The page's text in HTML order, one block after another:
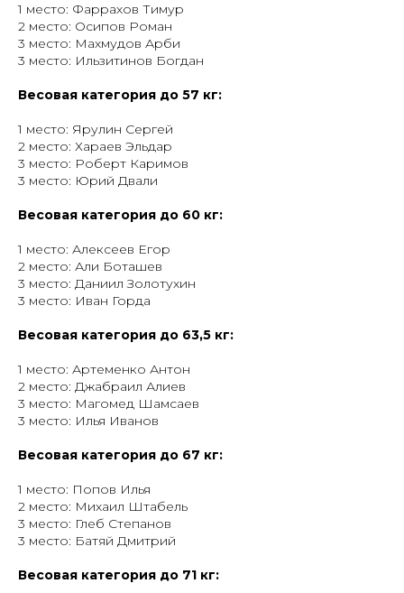
1 место: Фаррахов Тимур
2 место: Осипов Роман
3 место: Махмудов Арби
3 место: Ильзитинов Богдан
Весовая категория до 57 кг:
1 место: Ярулин Сергей
2 место: Хараев Эльдар
3 место: Роберт Каримов
3 место: Юрий Двали
Весовая категория до 60 кг:
1 место: Алексеев Егор
2 место: Али Боташев
3 место: Даниил Золотухин
3 место: Иван Горда
Весовая категория до 63,5 кг:
1 место: Артеменко Антон
2 место: Джабраил Алиев
3 место: Магомед Шамсаев
3 место: Илья Иванов
Весовая категория до 67 кг:
1 место: Попов Илья
2 место: Михаил Штабель
3 место: Глеб Степанов
3 место: Батяй Дмитрий
Весовая категория до 71 кг: